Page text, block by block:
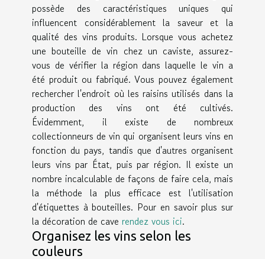
possède des caractéristiques uniques qui
influencent considérablement la saveur et la
qualité des vins produits. Lorsque vous achetez
une bouteille de vin chez un caviste, assurez-
vous de vérifier la région dans laquelle le vin a
été produit ou fabriqué. Vous pouvez également
rechercher l'endroit où les raisins utilisés dans la
production des vins ont été cultivés.
Évidemment, il existe de nombreux
collectionneurs de vin qui organisent leurs vins en
fonction du pays, tandis que d'autres organisent
leurs vins par État, puis par région. Il existe un
nombre incalculable de façons de faire cela, mais
la méthode la plus efficace est l'utilisation
d'étiquettes à bouteilles. Pour en savoir plus sur
la décoration de cave rendez vous ici.
Organisez les vins selon les
couleurs